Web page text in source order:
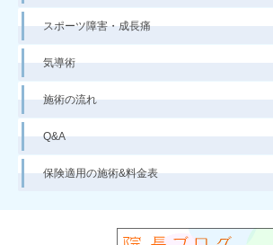
スポーツ障害・成長痛
気導術
施術の流れ
Q&A
保険適用の施術&料金表